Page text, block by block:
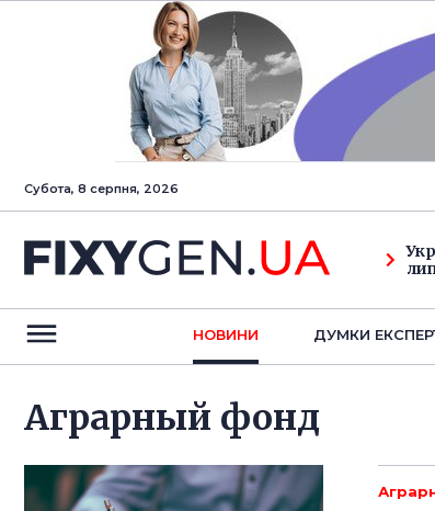
Субота, 8 серпня, 2026
НОВИНИ ДУМКИ
Аграрный фонд